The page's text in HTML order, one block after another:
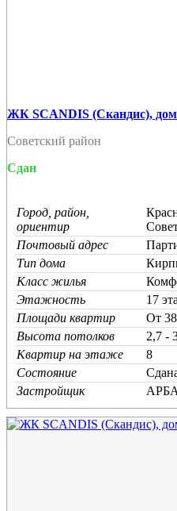
ЖК SCANDIS (Скандис), дом
Советский район
Сдан
Город, район,
ориентир
Почтовый адрес
Тип дома
Класс жилья
Этажность
17
Площади квартир
От
Высота потолков
2,7 -
Квартир на этаже
8
Состояние
Застройщик